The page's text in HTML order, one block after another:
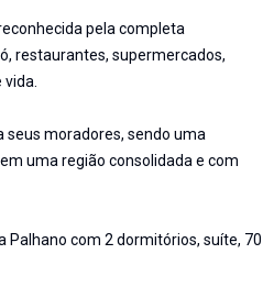
pela completa
restaurantes, supermercados,
vida.
seus moradores, sendo uma
uma região consolidada e com
com 2 dormitórios, suíte, 70